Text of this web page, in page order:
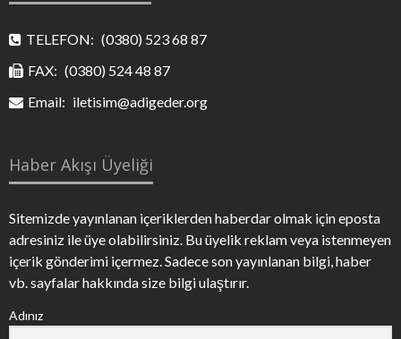
TELEFON: (0380) 523 68 87
FAX: (0380) 524 48 87
Email: iletisim@adigeder.org
Haber Akışı Üyeliği
Sitemizde yayınlanan içeriklerden haberdar olmak için eposta
adresiniz ile üye olabilirsiniz. Bu üyelik reklam veya istenmeyen
içerik gönderimi içermez. Sadece son yayınlanan bilgi, haber
vb. sayfalar hakkında size bilgi ulaştırır.
Adınız